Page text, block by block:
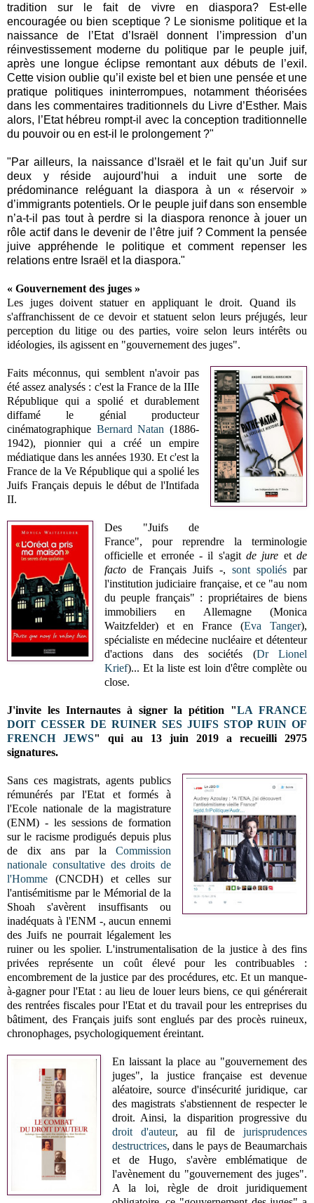
tradition sur le fait de vivre en diaspora? Est-elle
encouragée ou bien sceptique ? Le sionisme politique et la
naissance de l’Etat d’Israël donnent l’impression d’un
réinvestissement moderne du politique par le peuple juif,
après une longue éclipse remontant aux débuts de l’exil.
Cette vision oublie qu’il existe bel et bien une pensée et une
pratique politiques ininterrompues, notamment théorisées
dans les commentaires traditionnels du Livre d’Esther. Mais
alors, l’Etat hébreu rompt-il avec la conception traditionnelle
du pouvoir ou en est-il le prolongement ?"
"Par ailleurs, la naissance d’Israël et le fait qu’un Juif sur
deux y réside aujourd’hui a induit une sorte de
prédominance reléguant la diaspora à un « réservoir »
d’immigrants potentiels. Or le peuple juif dans son ensemble
n’a-t-il pas tout à perdre si la diaspora renonce à jouer un
rôle actif dans le devenir de l’être juif ? Comment la pensée
juive appréhende le politique et comment repenser les
relations entre Israël et la diaspora."
« Gouvernement des juges »
Les juges doivent statuer en appliquant le droit. Quand ils
s'affranchissent de ce devoir et statuent selon leurs préjugés, leur
perception du litige ou des parties, voire selon leurs intérêts ou
idéologies, ils agissent en "gouvernement des juges".
Faits méconnus, qui semblent n'avoir pas
été assez analysés : c'est la France de la IIIe
République qui a spolié et durablement
diffamé le génial producteur
cinématographique Bernard Natan (1886-
1942), pionnier qui a créé un empire
médiatique dans les années 1930. Et c'est la
France de la Ve République qui a spolié les
Juifs Français depuis le début de l'Intifada
II.
Des "Juifs de
France", pour reprendre la terminologie
officielle et erronée - il s'agit de jure etde
factode Français Juifs -, sont spoliéspar
l'institution judiciaire française, et ce "au nom
du peuple français" : propriétaires de biens
immobiliers en Allemagne (Monica
Waitzfelder) et en France (Eva Tanger),
spécialiste en médecine nucléaire et détenteur
d'actions dans des sociétés (Dr Lionel
Krief)... Et la liste est loin d'être complète ou
close.
J'invite les Internautes à signer la pétition "LA FRANCE
DOIT CESSER DE RUINER SES JUIFS STOP RUIN OF
FRENCH JEWS" qui au 13 juin 2019 a recueilli 2975
signatures.
Sans ces magistrats, agents publics
rémunérés par l'Etat et formés à
l'Ecole nationale de la magistrature
(ENM) - les sessions de formation
sur le racisme prodigués depuis plus
de dix ans par laCommission
nationale consultative des droits de
l'Homme (CNCDH) et celles sur
l'antisémitisme par le Mémorial de la
Shoah s'avèrent insuffisants ou
inadéquats à l'ENM -, aucun ennemi
des Juifs ne pourrait légalement les
ruiner ou les spolier. L'instrumentalisation de la justice à des fins
privées représente un coût élevé pour les contribuables :
encombrement de la justice par des procédures, etc. Et un manque-
à-gagner pour l'Etat : au lieu de louer leurs biens, ce qui générerait
des rentrées fiscales pour l'Etat et du travail pour les entreprises du
bâtiment, des Français juifs sont englués par des procès ruineux,
chronophages, psychologiquement éreintant.
En laissant la place au "gouvernement des
juges", la justice française est devenue
aléatoire, source d'insécurité juridique, car
des magistrats s'abstiennent de respecter le
droit. Ainsi, la disparition progressive du
droit d'auteur, au fil dejurisprudences
destructrices, dans le pays de Beaumarchais
et de Hugo, s'avère emblématique de
l'avènement du "gouvernement des juges".
A la loi, règle de droit juridiquement